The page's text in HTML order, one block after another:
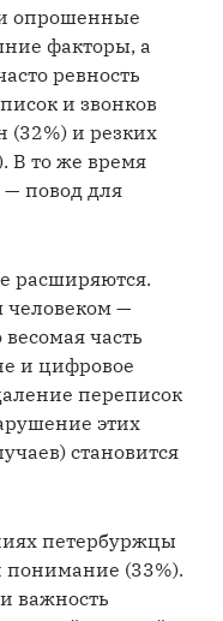
опрошенные
факторы, а
ревность
и звонков
(32%) и резких
В то же время
— повод для
расширяются.
человеком —
часть
и цифровое
переписок
этих
становится
петербуржцы
понимание (33%).
важность